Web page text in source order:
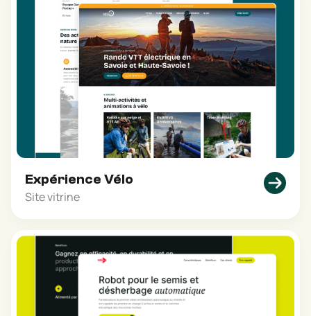
Expérience Vélo
Site vitrine